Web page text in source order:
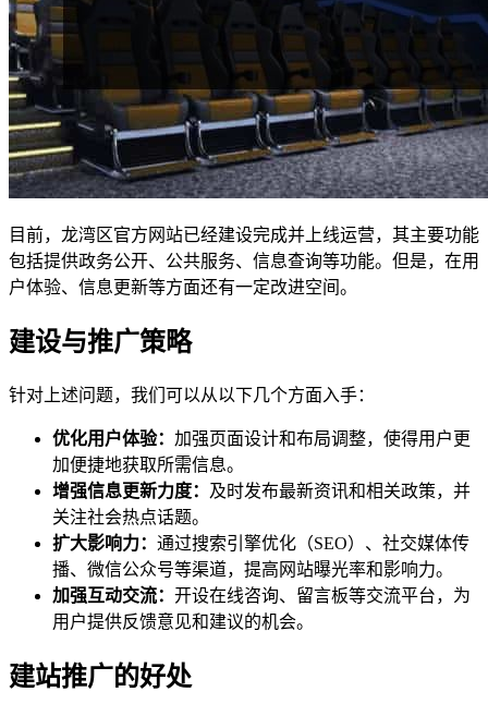
目前，龙湾区官方网站已经建设完成并上线运营，其主要功能
包括提供政务公开、公共服务、信息查询等功能。但是，在用
户体验、信息更新等方面还有一定改进空间。
建设与推广策略
针对上述问题，我们可以从以下几个方面入手：
优化用户体验： 加强页面设计和布局调整，使得用户更
加便捷地获取所需信息。
增强信息更新力度： 及时发布最新资讯和相关政策，并
关注社会热点话题。
扩大影响力： 通过搜索引擎优化（SEO）、社交媒体传
播、微信公众号等渠道，提高网站曝光率和影响力。
加强互动交流： 开设在线咨询、留言板等交流平台，为
用户提供反馈意见和建议的机会。
建站推广的好处